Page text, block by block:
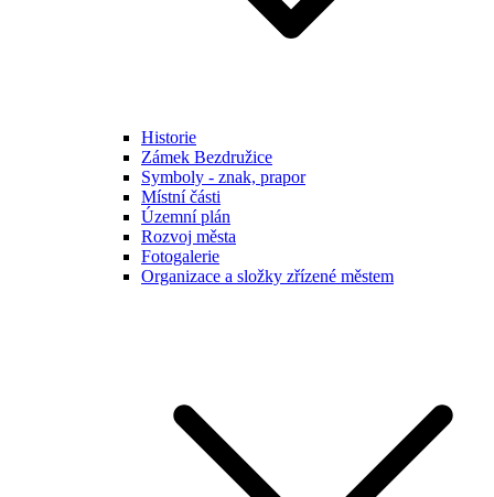
Historie
Zámek Bezdružice
Symboly - znak, prapor
Místní části
Územní plán
Rozvoj města
Fotogalerie
Organizace a složky zřízené městem